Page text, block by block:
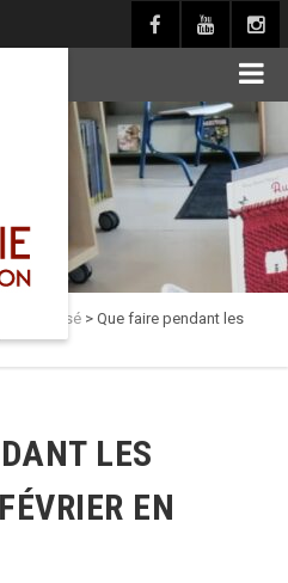
Non classé > Que faire pendant les
LES
EN